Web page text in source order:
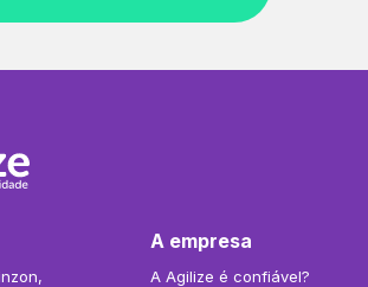
A empresa
A Agilize é confiável?